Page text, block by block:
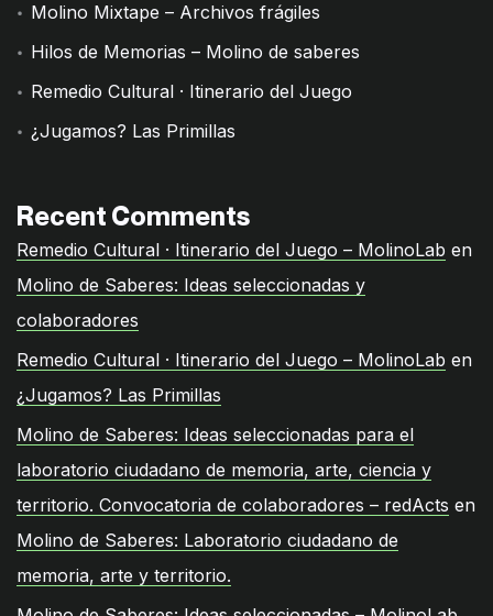
Molino Mixtape – Archivos frágiles
Hilos de Memorias – Molino de saberes
Remedio Cultural · Itinerario del Juego
¿Jugamos? Las Primillas
Recent Comments
Remedio Cultural · Itinerario del Juego – MolinoLab en
Molino de Saberes: Ideas seleccionadas y
colaboradores
Remedio Cultural · Itinerario del Juego – MolinoLab en
¿Jugamos? Las Primillas
Molino de Saberes: Ideas seleccionadas para el
laboratorio ciudadano de memoria, arte, ciencia y
territorio. Convocatoria de colaboradores – redActs en
Molino de Saberes: Laboratorio ciudadano de
memoria, arte y territorio.